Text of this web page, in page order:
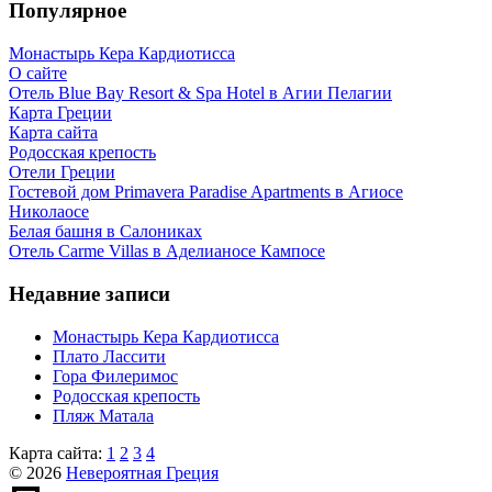
Популярное
Монастырь Кера Кардиотисса
О сайте
Отель Blue Bay Resort & Spa Hotel в Агии Пелагии
Карта Греции
Карта сайта
Родосская крепость
Отели Греции
Гостевой дом Primavera Paradise Apartments в Агиосе
Николаосе
Белая башня в Салониках
Отель Carme Villas в Аделианосе Кампосе
Недавние записи
Монастырь Кера Кардиотисса
Плато Лассити
Гора Филеримос
Родосская крепость
Пляж Матала
Карта сайта: 1 2 3 4
© 2026 Невероятная Греция